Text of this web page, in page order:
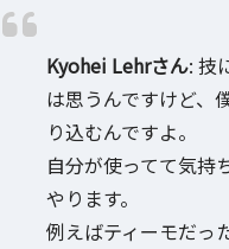
Kyohei Lehrさん: 技
は思うんですけど、
り込むんですよ。
自分が使ってて気持
やります。
例えばティーモだっ